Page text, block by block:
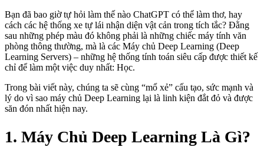
Bạn đã bao giờ tự hỏi làm thế nào ChatGPT có thể làm thơ, hay
cách các hệ thống xe tự lái nhận diện vật cản trong tích tắc? Đằng
sau những phép màu đó không phải là những chiếc máy tính văn
phòng thông thường, mà là các Máy chủ Deep Learning (Deep
Learning Servers) – những hệ thống tính toán siêu cấp được thiết kế
chỉ để làm một việc duy nhất: Học.
Trong bài viết này, chúng ta sẽ cùng “mổ xẻ” cấu tạo, sức mạnh và
lý do vì sao máy chủ Deep Learning lại là linh kiện đắt đỏ và được
săn đón nhất hiện nay.
1. Máy Chủ Deep Learning Là Gì?